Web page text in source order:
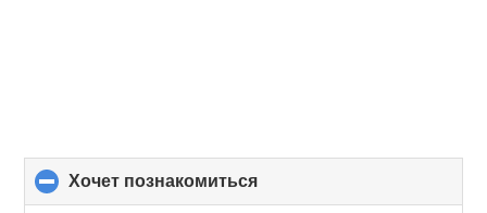
хочет познакомиться
to